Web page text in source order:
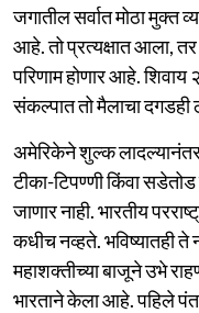
जगातील सर्वात मोठा मुक्त
आहे. तो प्रत्यक्षात आला,
परिणाम होणार आहे. शिवाय
संकल्पात तो मैलाचा
अमेरिकेने शुल्क लादल्यानंतर
टीका-टिपण्णी किंवा
जाणार नाही. भारतीय
कधीच नव्हते. भविष्यातही
महाशक्तीच्या बाजूने उभे
भारताने केला आहे. पहिले